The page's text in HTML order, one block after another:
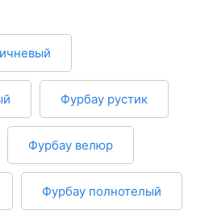
Фурбау рустик
Фурбау велюр
Фурбау полнотелый